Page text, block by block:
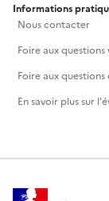
Informations
Nous contacter
Foire aux questions
Foire aux
En savoir plus sur